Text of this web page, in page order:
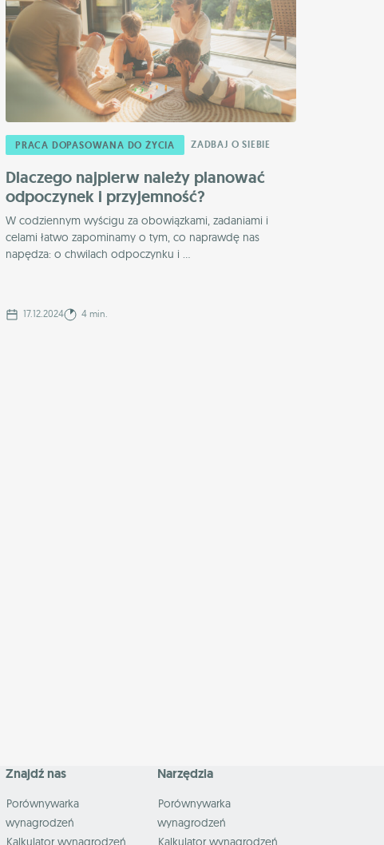
PRACA DOPASOWANA DO ŻYCIA ZADBAJ O SIEBIE
Dlaczego najpierw należy planować
odpoczynek i przyjemność?
W codziennym wyścigu za obowiązkami, zadaniami i
celami łatwo zapominamy o tym, co naprawdę nas
napędza: o chwilach odpoczynku i ...
17.12.2024 4 min.
Znajdź nas
Porównywarka
wynagrodzeń
Kalkulator wynagrodzeń
Narzędzia
Porównywarka
wynagrodzeń
Kalkulator wynagrodzeń